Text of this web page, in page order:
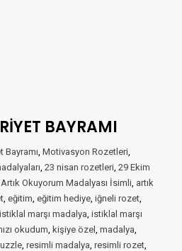
BAYRAMI
Bayramı Motivasyon Rozetleri
23 nisan rozetleri 29 Ekim
Artık Okuyorum Madalyası İsimli artık
eğitim eğitim hediye iğneli rozet
istiklal marşı madalya istiklal marşı
okudum kişiye özel madalya
resimli madalya resimli rozet